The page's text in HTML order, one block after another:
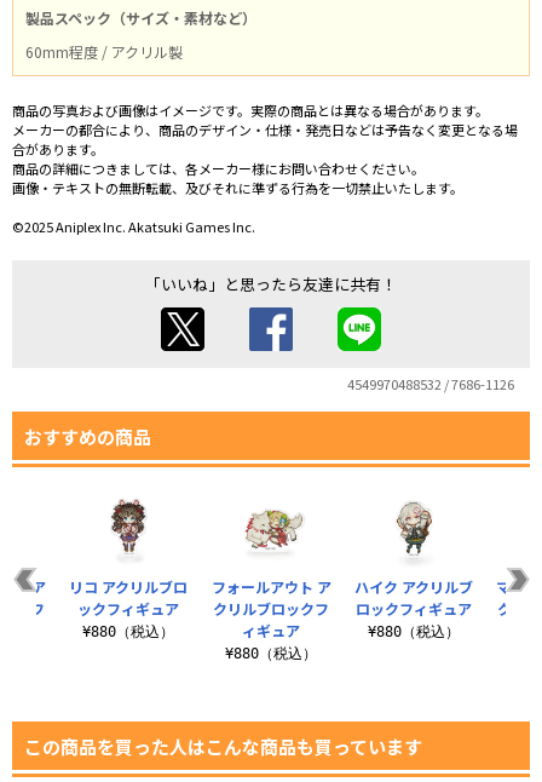
製品スペック（サイズ・素材など）
60mm程度 / アクリル製
商品の写真および画像はイメージです。実際の商品とは異なる場合があります。
メーカーの都合により、商品のデザイン・仕様・発売日などは予告なく変更となる場
合があります。
商品の詳細につきましては、各メーカー様にお問い合わせください。
画像・テキストの無断転載、及びそれに準ずる行為を一切禁止いたします。
©2025 Aniplex Inc. Akatsuki Games Inc.
「いいね」と思ったら友達に共有！
4549970488532 / 7686-1126
おすすめの商品
フォールアウト ア
クリルブロックフ
ィギュア
¥880（税込）
ハイク アクリルブ
ロックフィギュア
¥880（税込）
マザ
クリ
ー ア
クフ
リコ アクリルブロ
ックフィギュア
¥880（税込）
この商品を買った人はこんな商品も買っています